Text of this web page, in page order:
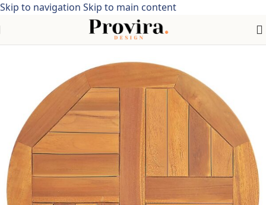
Skip to navigation Skip to main content
Tafels/Tafelaccessoires